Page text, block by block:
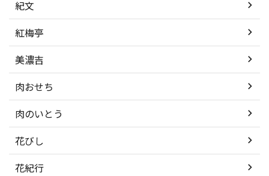
紀文
紅梅亭
美濃吉
肉おせち
肉のいとう
花びし
花紀行